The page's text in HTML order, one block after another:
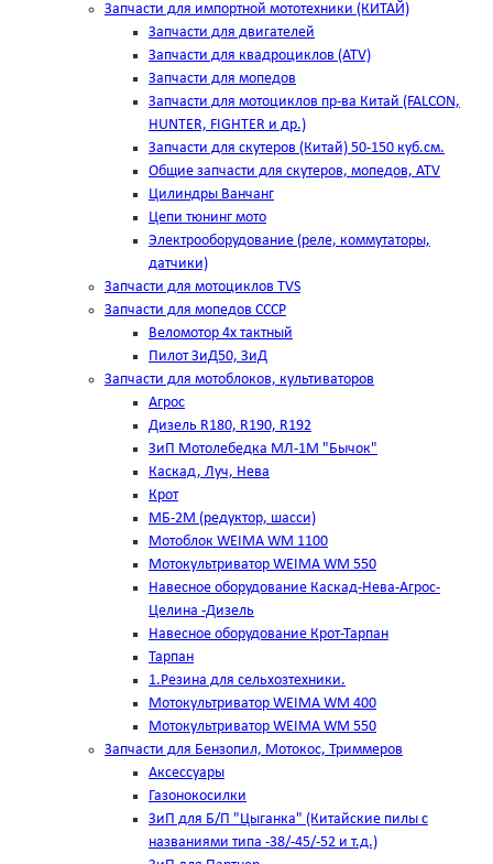
Запчасти для импортной мототехники (КИТАЙ)
Запчасти для двигателей
Запчасти для квадроциклов (ATV)
Запчасти для мопедов
Запчасти для мотоциклов пр-ва Китай (FALCON,
HUNTER, FIGHTER и др.)
Запчасти для скутеров (Китай) 50-150 куб.см.
Общие запчасти для скутеров, мопедов, ATV
Цилиндры Ванчанг
Цепи тюнинг мото
Электрооборудование (реле, коммутаторы,
датчики)
Запчасти для мотоциклов TVS
Запчасти для мопедов СССР
Веломотор 4х тактный
Пилот ЗиД50, ЗиД
Запчасти для мотоблоков, культиваторов
Агрос
Дизель R180, R190, R192
ЗиП Мотолебедка МЛ-1М "Бычок"
Каскад, Луч, Нева
Крот
МБ-2М (редуктор, шасси)
Мотоблок WEIMA WM 1100
Мотокультриватор WEIMA WM 550
Навесное оборудование Каскад-Нева-Агрос-
Целина -Дизель
Навесное оборудование Крот-Тарпан
Тарпан
1.Резина для сельхозтехники.
Мотокультриватор WEIMA WM 400
Мотокультриватор WEIMA WM 550
Запчасти для Бензопил, Мотокос, Триммеров
Аксессуары
Газонокосилки
ЗиП для Б/П "Цыганка" (Китайские пилы с
названиями типа -38/-45/-52 и т.д.)